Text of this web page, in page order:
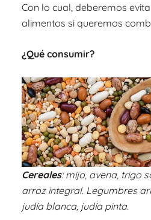
Con lo cual, deberemos
alimentos si queremos
¿Qué consumir?
Cereales: mijo, avena, trigo
arroz integral. Legumbres
judía blanca, judía pinta.